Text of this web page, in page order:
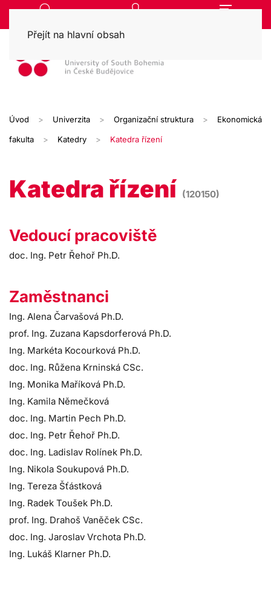
Přejít na hlavní obsah
Úvod Univerzita Organizační struktura Ekonomická
fakulta Katedry Katedra řízení
Katedra řízení (120150)
Vedoucí pracoviště
doc. Ing. Petr Řehoř Ph.D.
Zaměstnanci
Ing. Alena Čarvašová Ph.D.
prof. Ing. Zuzana Kapsdorferová Ph.D.
Ing. Markéta Kocourková Ph.D.
doc. Ing. Růžena Krninská CSc.
Ing. Monika Maříková Ph.D.
Ing. Kamila Němečková
doc. Ing. Martin Pech Ph.D.
doc. Ing. Petr Řehoř Ph.D.
doc. Ing. Ladislav Rolínek Ph.D.
Ing. Nikola Soukupová Ph.D.
Ing. Tereza Šťástková
Ing. Radek Toušek Ph.D.
prof. Ing. Drahoš Vaněček CSc.
doc. Ing. Jaroslav Vrchota Ph.D.
Ing. Lukáš Klarner Ph.D.